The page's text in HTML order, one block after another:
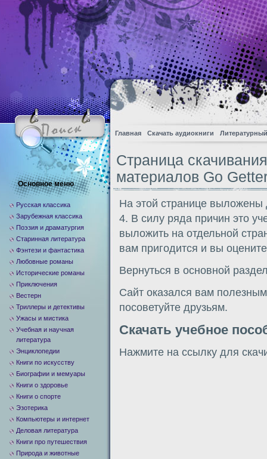
Главная Скачать аудиокниги
Страница
материалов Go
На этой странице
4. В силу ряда причин это
выложить на отдельной
вам пригодится и вы
Вернуться в основной
Сайт оказался вам
посоветуйте друзьям.
Скачать учебное
Нажмите на ссылку для
Основное меню
Русская классика
Зарубежная классика
Поэзия и драматургия
Старинная литература
Фэнтези и фантастика
Любовные романы
Исторические романы
Приключения
Вестерн
Триллеры и детективы
Ужасы и мистика
Учебная и научная
литература
Энциклопедии
Книги по искусству
Биографии и мемуары
Книги о здоровье
Книги о спорте
Эзотерика
Компьютеры и интернет
Деловая литература
Книги про путешествия
Природа и животные